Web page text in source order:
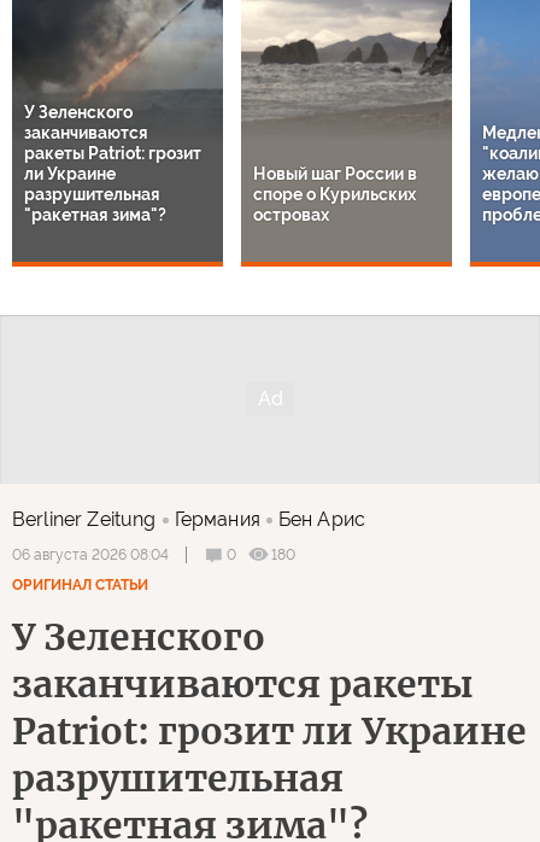
У Зеленского
заканчиваются
ракеты Patriot: грозит
ли Украине
разрушительная
"ракетная зима"?
Новый шаг России в
споре о Курильских
островах
Berliner Zeitung Германия Бен Арис
06 августа 2026 08:04 0
180
ОРИГИНАЛ СТАТЬИ
У Зеленского
заканчиваются ракеты
Patriot: грозит ли Украине
разрушительная
"ракетная зима"?